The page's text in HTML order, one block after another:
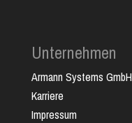
Unternehmen
Armann Systems GmbH
Karriere
Impressum